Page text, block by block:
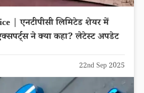
| एनटीपीसी लिमिटेड शेयर में
ने क्या कहा? लेटेस्ट अपडेट
22nd Sep 2025